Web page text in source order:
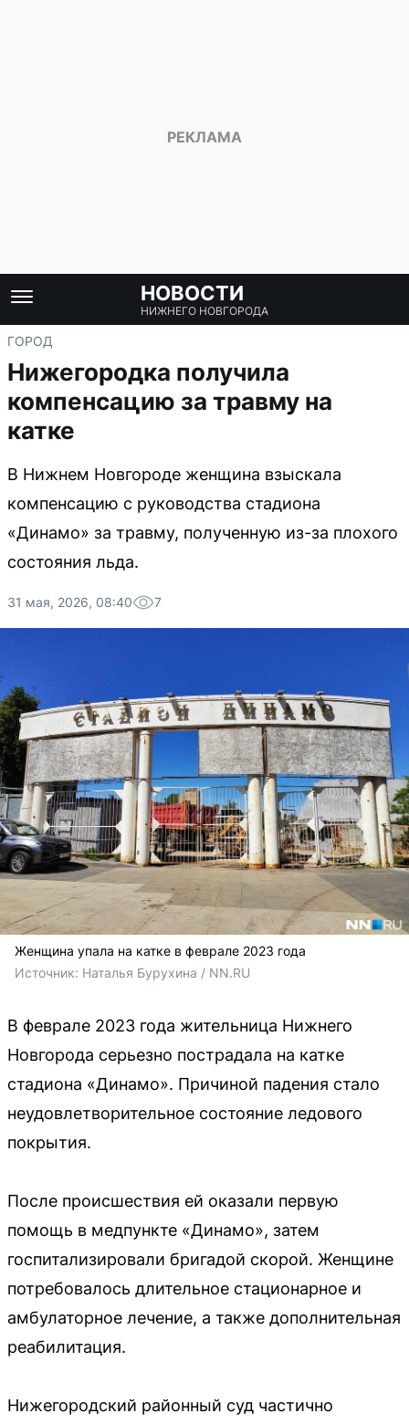
НОВОСТИ
НИЖНЕГО НОВГОРОДА
ГОРОД
Нижегородка получила
компенсацию за травму на
катке
В Нижнем Новгороде женщина взыскала
компенсацию с руководства стадиона
«Динамо» за травму, полученную из-за плохого
состояния льда.
31 мая, 2026, 08:40 7
Женщина упала на катке в феврале 2023 года
Источник: Наталья Бурухина / NN.RU
В феврале 2023 года жительница Нижнего
Новгорода серьезно пострадала на катке
стадиона «Динамо». Причиной падения стало
неудовлетворительное состояние ледового
покрытия.
После происшествия ей оказали первую
помощь в медпункте «Динамо», затем
госпитализировали бригадой скорой. Женщине
потребовалось длительное стационарное и
амбулаторное лечение, а также дополнительная
реабилитация.
Нижегородский районный суд частично